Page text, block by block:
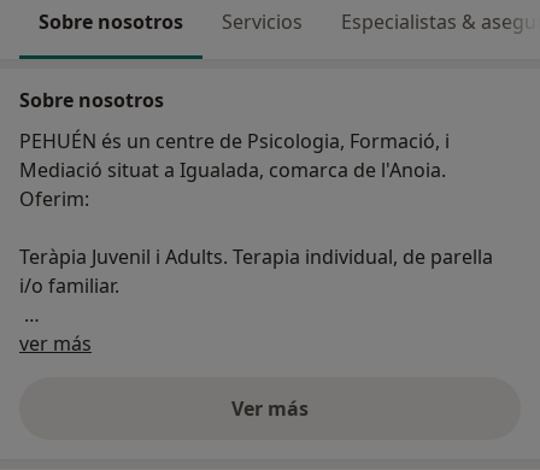
Sobre nosotros Servicios Especialistas &
Sobre nosotros
PEHUÉN és un centre de Psicologia, Formació, i
Mediació situat a Igualada, comarca de l'Anoia.
Oferim:
Teràpia Juvenil i Adults. Terapia individual, de parella
i/o familiar.
Mediació en conflictes. Som mediadors acreditats pel
També especialistes en Coordinació de Parentalitat.
ver más
Ver más